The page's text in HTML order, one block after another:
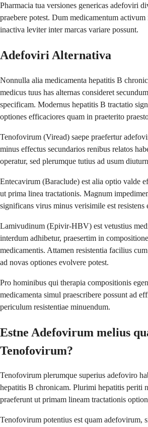
Pharmacia tua versiones genericas adefoviri
praebere potest. Dum medicamentum
inactiva leviter inter marcas variare possunt.
Adefoviri Alternativa
Nonnulla alia medicamenta hepatitis B
medicus tuus has alternas consideret
specificam. Modernus hepatitis B tractatio
optiones efficaciores quam in praeterito
Tenofovirum (Viread) saepe praefertur
minus effectus secundarios renibus relatos
operatur, sed plerumque tutius ad usum
Entecavirum (Baraclude) est alia optio valde
ut prima linea tractationis. Magnum
significans virus minus verisimile est resistens
Lamivudinum (Epivir-HBV) est vetustius
interdum adhibetur, praesertim in
medicamentis. Attamen resistentia facilius
ad novas optiones evolvere potest.
Pro hominibus qui therapia compositionis
medicamenta simul praescribere possunt ad
periculum resistentiae minuendum.
Estne Adefovirum melius
Tenofovirum?
Tenofovirum plerumque superius adefoviro
hepatitis B chronicam. Plurimi hepatitis periti
praeferunt ut primam lineam tractationis
Tenofovirum potentius est quam adefovirum,